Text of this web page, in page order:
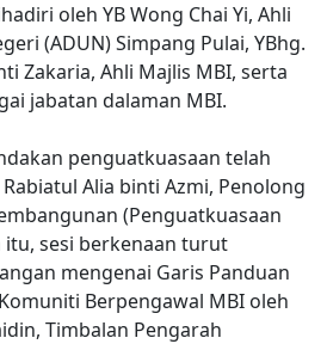
oleh YB Wong Chai Yi, Ahli
(ADUN) Simpang Pulai, YBhg.
Zakaria, Ahli Majlis MBI, serta
jabatan dalaman MBI.
penguatkuasaan telah
Alia binti Azmi, Penolong
(Penguatkuasaan
itu, sesi berkenaan turut
mengenai Garis Panduan
Berpengawal MBI oleh
Timbalan Pengarah